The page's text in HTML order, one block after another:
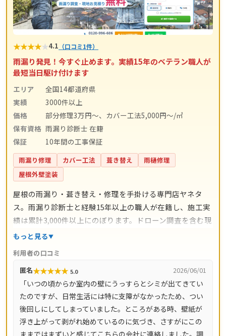
★★★★★4.1 （口コミ1件）
雨漏り発見！今すぐ止めます。実績15年のベテラン職人が
最短当日駆け付けます
エリア
全国14都道府県
実績
3000件以上
価格
部分修理3万円～、カバー工法5,000円～/㎡
保有資格 雨漏り診断士 在籍
保証
10年間の工事保証
雨漏り修理 カバー工法 葺き替え
雨樋修理
屋根外壁塗装
屋根の雨漏り・葺き替え・修理を手掛ける専門店ヤネタ
ス。雨漏り診断士と経験15年以上の職人が在籍し、施工実
績は累計3,000件以上にのぼります。ドローン調査を含む現
地調査・お見積り・出張費は無料。瓦ずれ直し1,500円〜/
㎡と料金の目安が明確で、自社職人の直接施工により中間
マージンがかかりません。施工後は10年間の工事保証付
き。東京都・神奈川県・埼玉県・千葉県・茨城県・栃木
県・群馬県など全国14都道府県に対応し、LINE・メールは
24時間受付、最短当日にお伺いします。
もっと見る
利用者の口コミ
匿名★★★★★ 5.0 2026/06/01
「いつの頃からか室内の壁にうっすらとシミが出てきてい
たのですが、日常生活には特に支障がなかったため、つい
後回しにしてしまっていました。ところがある時、壁紙が
浮き上がって剥がれ始めているのに気づき、さすがにこの